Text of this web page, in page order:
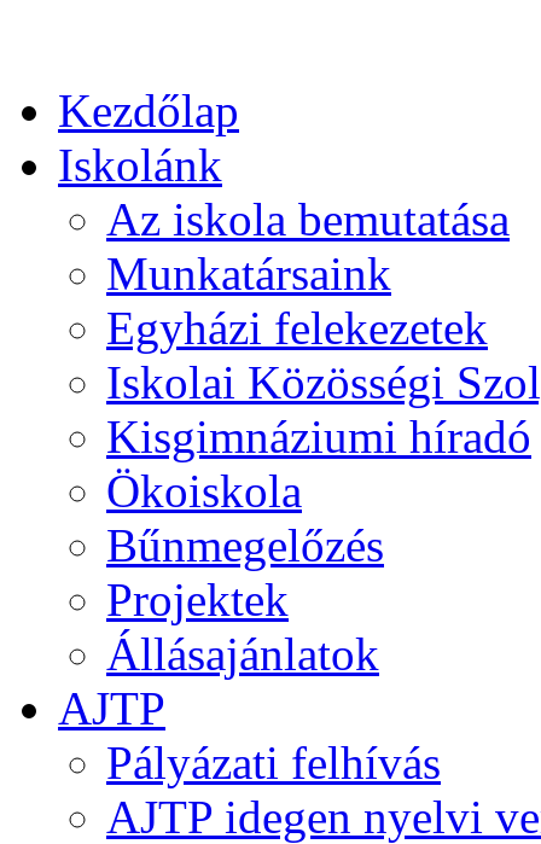
Kezdőlap
Iskolánk
Az iskola bemutatása
Munkatársaink
Egyházi felekezetek
Iskolai Közösségi
Kisgimnáziumi híradó
Ökoiskola
Bűnmegelőzés
Projektek
Állásajánlatok
AJTP
Pályázati felhívás
AJTP idegen nyelvi